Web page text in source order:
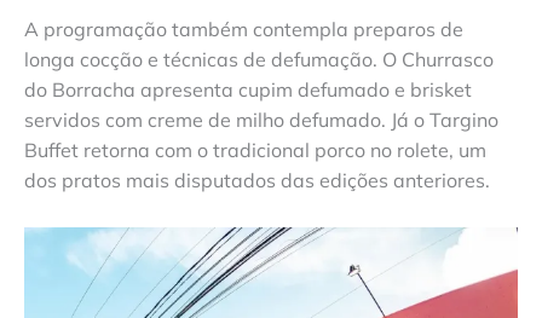
A programação também contempla preparos de
longa cocção e técnicas de defumação. O Churrasco
do Borracha apresenta cupim defumado e brisket
servidos com creme de milho defumado. Já o Targino
Buffet retorna com o tradicional porco no rolete, um
dos pratos mais disputados das edições anteriores.